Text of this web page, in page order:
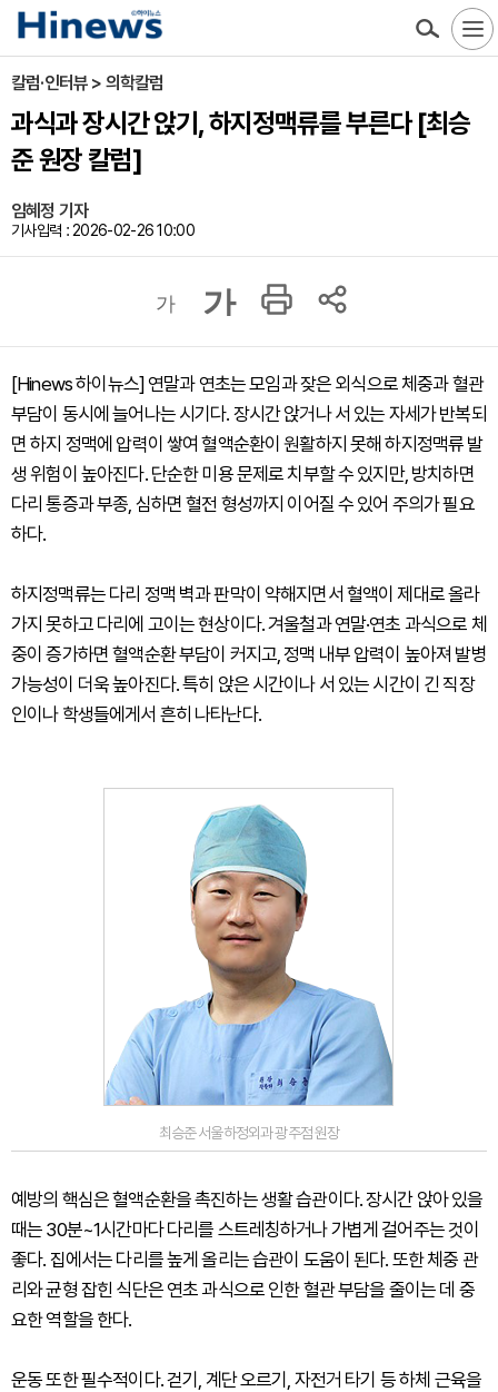
칼럼·인터뷰 > 의학칼럼
과식과 장시간 앉기, 하지정맥류를 부른다 [최승
준 원장 칼럼]
임혜정 기자
기사입력 : 2026-02-26 10:00
가 가
[Hinews 하이뉴스] 연말과 연초는 모임과 잦은 외식으로 체중과 혈관
부담이 동시에 늘어나는 시기다. 장시간 앉거나 서 있는 자세가 반복되
면 하지 정맥에 압력이 쌓여 혈액순환이 원활하지 못해 하지정맥류 발
생 위험이 높아진다. 단순한 미용 문제로 치부할 수 있지만, 방치하면
다리 통증과 부종, 심하면 혈전 형성까지 이어질 수 있어 주의가 필요
하다.
하지정맥류는 다리 정맥 벽과 판막이 약해지면서 혈액이 제대로 올라
가지 못하고 다리에 고이는 현상이다. 겨울철과 연말·연초 과식으로 체
중이 증가하면 혈액순환 부담이 커지고, 정맥 내부 압력이 높아져 발병
가능성이 더욱 높아진다. 특히 앉은 시간이나 서 있는 시간이 긴 직장
인이나 학생들에게서 흔히 나타난다.
최승준 서울하정외과 광주점 원장
예방의 핵심은 혈액순환을 촉진하는 생활 습관이다. 장시간 앉아 있을
때는 30분~1시간마다 다리를 스트레칭하거나 가볍게 걸어주는 것이
좋다. 집에서는 다리를 높게 올리는 습관이 도움이 된다. 또한 체중 관
리와 균형 잡힌 식단은 연초 과식으로 인한 혈관 부담을 줄이는 데 중
요한 역할을 한다.
운동 또한 필수적이다. 걷기, 계단 오르기, 자전거 타기 등 하체 근육을